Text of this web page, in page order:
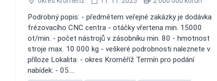
Podrobný popis: - předmětem veřejné zakázky je dodávka
frézovacího CNC centra - otáčky vřertena min. 15000
ot/min. - počet nástrojů v zásobníku min. 80 - hmotnost
stroje max. 10 000 kg - veškeré podrobnosti naleznete v
příloze Lokalita: - okres Kroměříž Termín pro podání
nabídek: - 05....